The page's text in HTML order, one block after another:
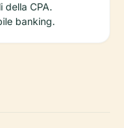
della CPA.
banking.